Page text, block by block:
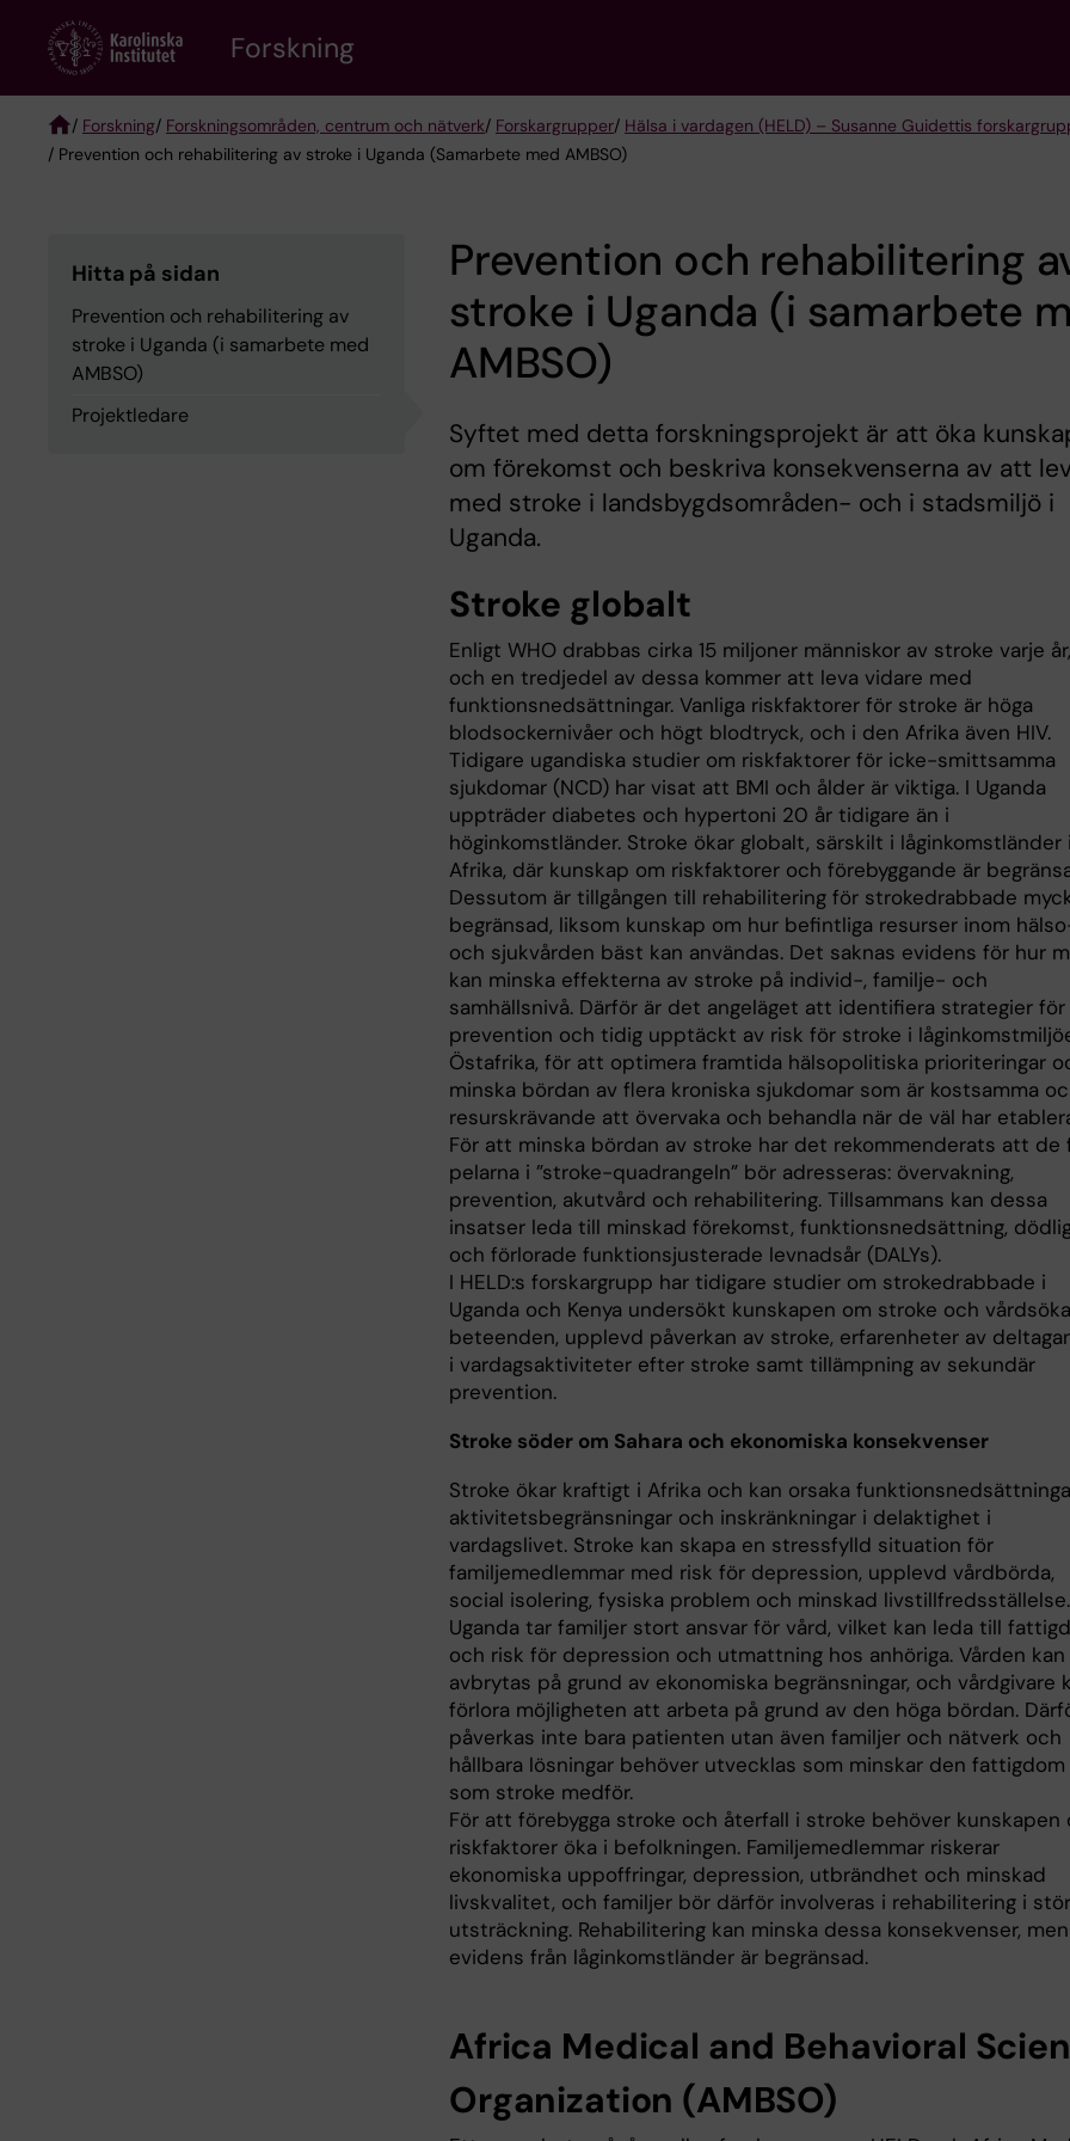
content
Forskning
Breadcrumb
/ Forskning/ Forskningsområden, centrum och nätverk/ Forskargrupper/ Hälsa i vardagen (HELD) – Susanne Guidettis
/ Prevention och rehabilitering av stroke i Uganda (Samarbete med AMBSO)
Hitta på sidan
Prevention och rehabilitering av
stroke i Uganda (i samarbete med
AMBSO)
Projektledare
Prevention och rehabilitering
stroke i Uganda (i samarbete
AMBSO)
Syftet med detta forskningsprojekt är att öka
om förekomst och beskriva konsekvenserna av att
med stroke i landsbygdsområden- och i stadsmiljö i
Uganda.
Stroke globalt
Enligt WHO drabbas cirka 15 miljoner människor av stroke varje år,
och en tredjedel av dessa kommer att leva vidare med
funktionsnedsättningar. Vanliga riskfaktorer för stroke är höga
blodsockernivåer och högt blodtryck, och i den Afrika även HIV.
Tidigare ugandiska studier om riskfaktorer för icke-smittsamma
sjukdomar (NCD) har visat att BMI och ålder är viktiga. I Uganda
uppträder diabetes och hypertoni 20 år tidigare än i
höginkomstländer. Stroke ökar globalt, särskilt i låginkomstländer i
Afrika, där kunskap om riskfaktorer och förebyggande är
Dessutom är tillgången till rehabilitering för strokedrabbade
begränsad, liksom kunskap om hur befintliga resurser inom
och sjukvården bäst kan användas. Det saknas evidens för hur
kan minska effekterna av stroke på individ-, familje- och
samhällsnivå. Därför är det angeläget att identifiera strategier för
prevention och tidig upptäckt av risk för stroke i
Östafrika, för att optimera framtida hälsopolitiska prioriteringar
minska bördan av flera kroniska sjukdomar som är kostsamma
resurskrävande att övervaka och behandla när de väl har
För att minska bördan av stroke har det rekommenderats att de
pelarna i ”stroke-quadrangeln” bör adresseras: övervakning,
prevention, akutvård och rehabilitering. Tillsammans kan dessa
insatser leda till minskad förekomst, funktionsnedsättning,
och förlorade funktionsjusterade levnadsår (DALYs).
I HELD:s forskargrupp har tidigare studier om strokedrabbade i
Uganda och Kenya undersökt kunskapen om stroke och
beteenden, upplevd påverkan av stroke, erfarenheter av
i vardagsaktiviteter efter stroke samt tillämpning av sekundär
prevention.
Stroke söder om Sahara och ekonomiska konsekvenser
Stroke ökar kraftigt i Afrika och kan orsaka
aktivitetsbegränsningar och inskränkningar i delaktighet i
vardagslivet. Stroke kan skapa en stressfylld situation för
familjemedlemmar med risk för depression, upplevd vårdbörda,
social isolering, fysiska problem och minskad
Uganda tar familjer stort ansvar för vård, vilket kan leda till
och risk för depression och utmattning hos anhöriga. Vården kan
avbrytas på grund av ekonomiska begränsningar, och vårdgivare
förlora möjligheten att arbeta på grund av den höga bördan.
påverkas inte bara patienten utan även familjer och nätverk och
hållbara lösningar behöver utvecklas som minskar den fattigdom
som stroke medför.
För att förebygga stroke och återfall i stroke behöver kunskapen
riskfaktorer öka i befolkningen. Familjemedlemmar riskerar
ekonomiska uppoffringar, depression, utbrändhet och minskad
livskvalitet, och familjer bör därför involveras i rehabilitering i
utsträckning. Rehabilitering kan minska dessa konsekvenser, men
evidens från låginkomstländer är begränsad.
Africa Medical and Behavioral
Organization (AMBSO)